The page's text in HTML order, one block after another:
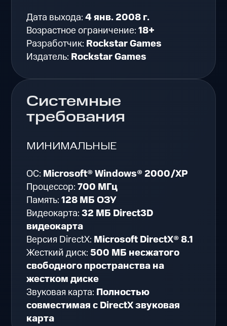
Дата выхода:4 янв. 2008 г.
Возрастное ограничение:18+
Разработчик: Rockstar Games
Издатель: Rockstar Games
Системные
требования
МИНИМАЛЬНЫЕ
ОС: Microsoft® Windows® 2000/XP
Процессор:700 МГц
Память:128 МБ ОЗУ
Видеокарта:32 МБ Direct3D
видеокарта
Версия DirectX: Microsoft DirectX® 8.1
Жесткий диск:500 МБ несжатого
свободного пространства на
жестком диске
Звуковая карта: Полностью
совместимая с DirectX звуковая
карта